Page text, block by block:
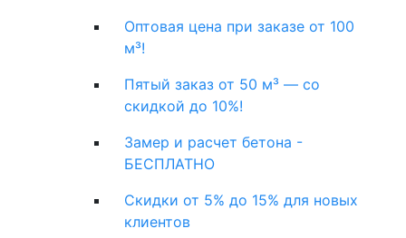
Оптовая цена при заказе от 100
м³!
Пятый заказ от 50 м³ — со
скидкой до 10%!
Замер и расчет бетона -
БЕСПЛАТНО
Скидки от 5% до 15% для новых
клиентов